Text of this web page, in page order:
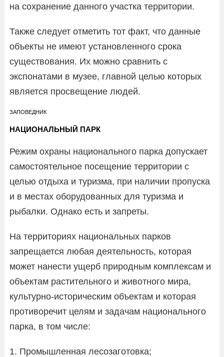
на сохранение данного участка территории.
Также следует отметить тот факт, что данные
объекты не имеют установленного срока
существования. Их можно сравнить с
экспонатами в музее, главной целью которых
является просвещение людей.
ЗАПОВЕДНИК
НАЦИОНАЛЬНЫЙ ПАРК
Режим охраны национального парка допускает
самостоятельное посещение территории с
целью отдыха и туризма, при наличии пропуска
и в местах оборудованных для туризма и
рыбалки. Однако есть и запреты.
На территориях национальных парков
запрещается любая деятельность, которая
может нанести ущерб природным комплексам и
объектам растительного и животного мира,
культурно-историческим объектам и которая
противоречит целям и задачам национального
парка, в том числе:
1. Промышленная лесозаготовка;